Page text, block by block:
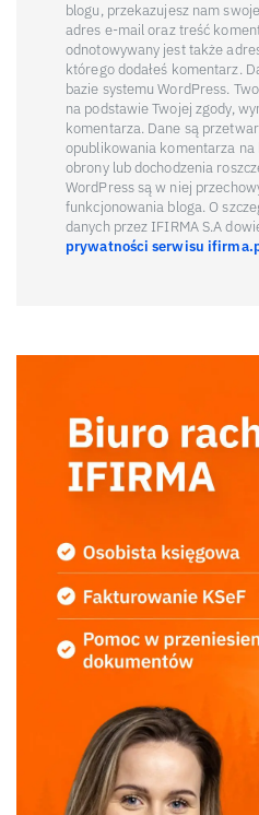
blogu, przekazujesz nam
adres e-mail oraz treść
odnotowywany jest także
którego dodałeś komentarz.
bazie systemu WordPress.
na podstawie Twojej zgody,
komentarza. Dane są
opublikowania komentarza na
obrony lub dochodzenia
WordPress są w niej
funkcjonowania bloga. O
danych przez IFIRMA S.A
prywatności serwisu